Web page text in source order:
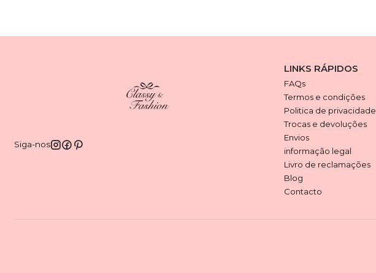
Siga-nos
LINKS RÁPIDOS
FAQs
Termos e condições
Politica de privacidade
Trocas e devoluções
Envios
informação legal
Livro de reclamações
Blog
Contacto